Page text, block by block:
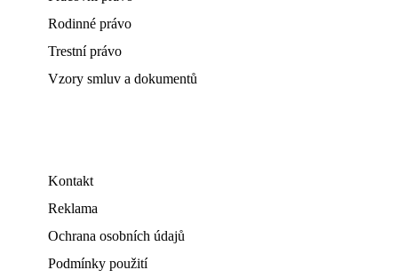
Rodinné právo
Trestní právo
Vzory smluv a dokumentů
Kontakt
Reklama
Ochrana osobních údajů
Podmínky použití